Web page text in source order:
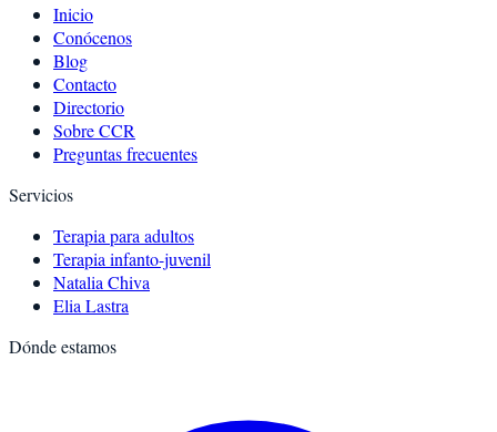
Inicio
Conócenos
Blog
Contacto
Directorio
Sobre CCR
Preguntas frecuentes
Servicios
Terapia para adultos
Terapia infanto-juvenil
Natalia Chiva
Elia Lastra
Dónde estamos